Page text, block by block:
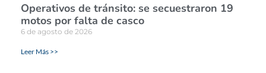
Operativos de tránsito: se secuestraron 19
motos por falta de casco
6 de agosto de 2026
Leer Más >>